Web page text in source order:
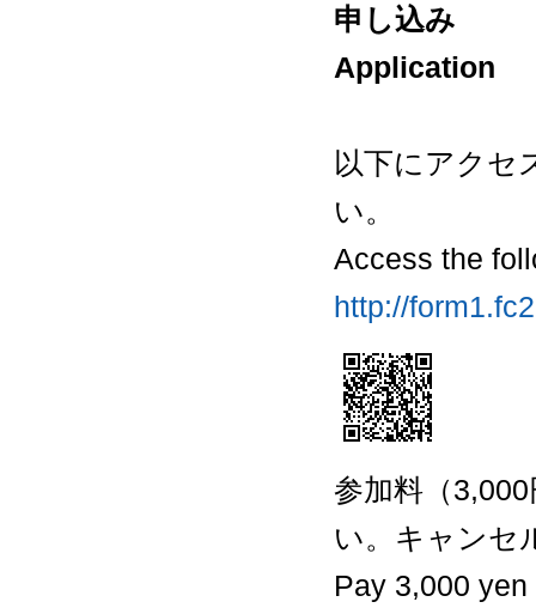
申し込み
Application
以下にアクセ
い。
Access the
http://
参加料（
い。キャンセ
Pay 3,000